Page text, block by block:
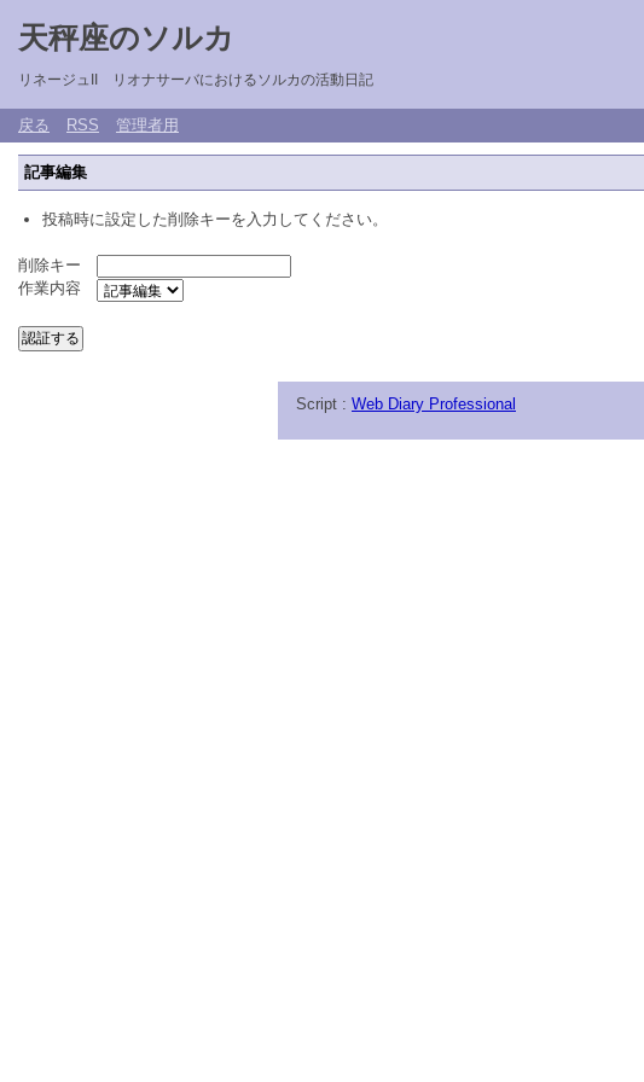
天秤座のソルカ
リネージュII リオナサーバにおけるソルカの活動日記
戻る RSS 管理者用
記事編集
投稿時に設定した削除キーを入力してください。
削除キー
作業内容
Script : Web Diary Professional